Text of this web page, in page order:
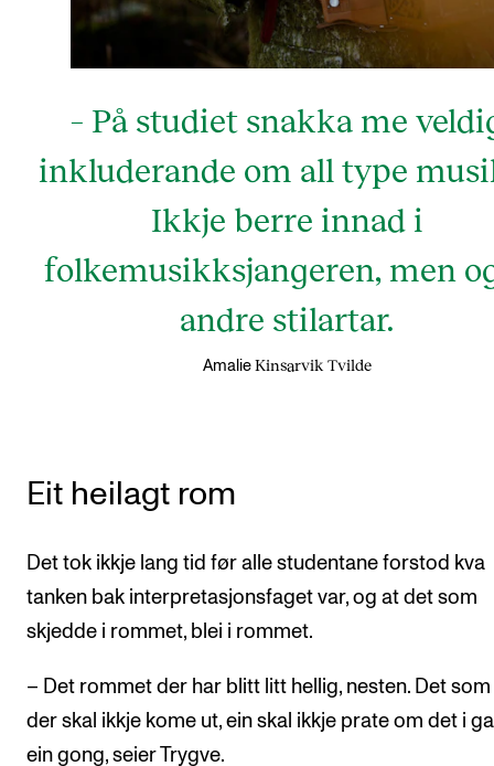
– På studiet snakka me
inkluderande om all type
Ikkje berre innad i
folkemusikksjangeren, men
andre stilartar.
Amalie Kinsarvik Tvilde
Eit heilagt rom
Det tok ikkje lang tid før alle studentane forstod kva
tanken bak interpretasjonsfaget var, og at det som
skjedde i rommet, blei i rommet.
– Det rommet der har blitt litt hellig, nesten. Det
der skal ikkje kome ut, ein skal ikkje prate om det i
ein gong, seier Trygve.